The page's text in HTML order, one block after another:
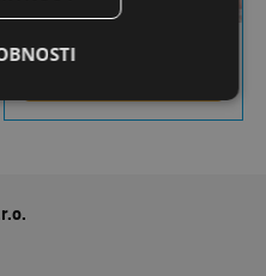
Soukromí luxusních vil